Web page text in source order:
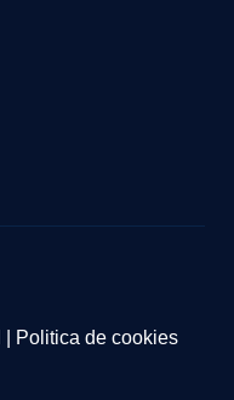
Politica de cookies